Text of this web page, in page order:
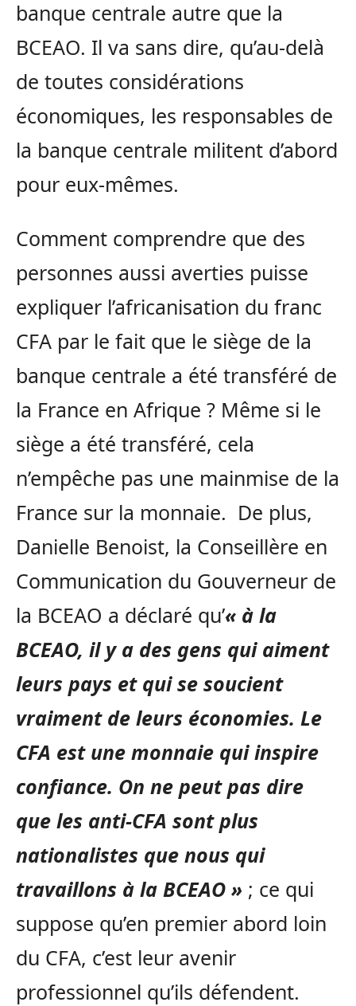
banque centrale autre que la
BCEAO. Il va sans dire, qu’au-delà
de toutes considérations
économiques, les responsables de
la banque centrale militent d’abord
pour eux-mêmes.
Comment comprendre que des
personnes aussi averties puisse
expliquer l’africanisation du franc
CFA par le fait que le siège de la
banque centrale a été transféré de
la France en Afrique ? Même si le
siège a été transféré, cela
n’empêche pas une mainmise de la
France sur la monnaie. De plus,
Danielle Benoist, la Conseillère en
Communication du Gouverneur de
la BCEAO a déclaré qu’« à la
BCEAO, il y a des gens qui aiment
leurs pays et qui se soucient
vraiment de leurs économies. Le
CFA est une monnaie qui inspire
confiance. On ne peut pas dire
que les anti-CFA sont plus
nationalistes que nous qui
travaillons à la BCEAO » ; ce qui
suppose qu’en premier abord loin
du CFA, c’est leur avenir
professionnel qu’ils défendent.